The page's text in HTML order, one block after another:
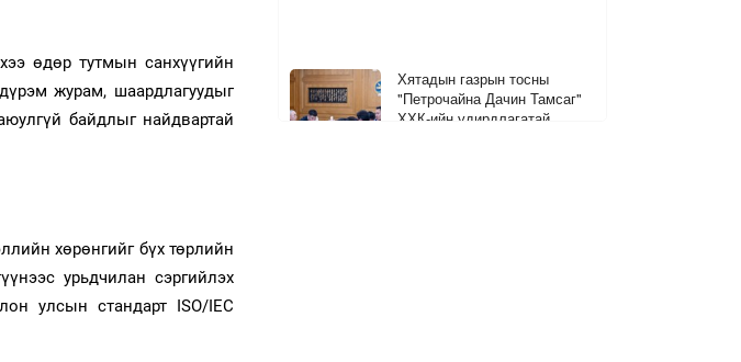
өдөр тутмын санхүүгийн
журам, шаардлагуудыг
байдлыг найдвартай
хөрөнгийг бүх төрлийн
урьдчилан сэргийлэх
улсын стандарт ISO/IEC
Хятадын газрын тосны
"Петрочайна Дачин Тамсаг"
ХХК-ийн удирдлагатай